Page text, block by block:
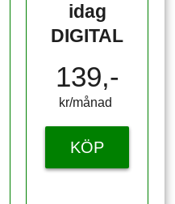
idag
DIGITAL
139,-
kr/månad ​​​​​​
KÖP